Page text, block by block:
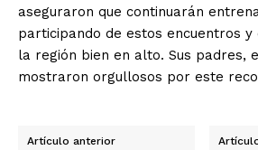
aseguraron que continuarán
participando de estos encuentros
la región bien en alto. Sus padres,
mostraron orgullosos por este
Artículo anterior